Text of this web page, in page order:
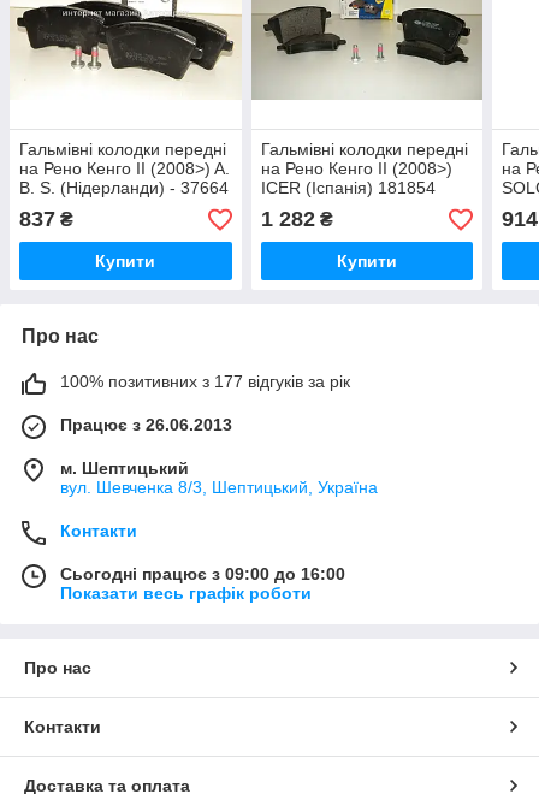
Гальмівні колодки передні
на Рено Кенго II (2008>) A.
B. S. (Нідерланди) - 37664
837 ₴
Купити
Гальмівні колодки передні
на Рено Кенго II (2008>)
ICER (Іспанія) 181854
1 282₴
Купити
на
914
Про нас
100% позитивних з 177 відгуків за рік
Працює з 26.06.2013
м. Шептицький
вул. Шевченка 8/3, Шептицький, Україна
Контакти
Сьогодні працює з 09:00 до 16:00
Показати весь графік роботи
Про нас
Контакти
Доставка та оплата